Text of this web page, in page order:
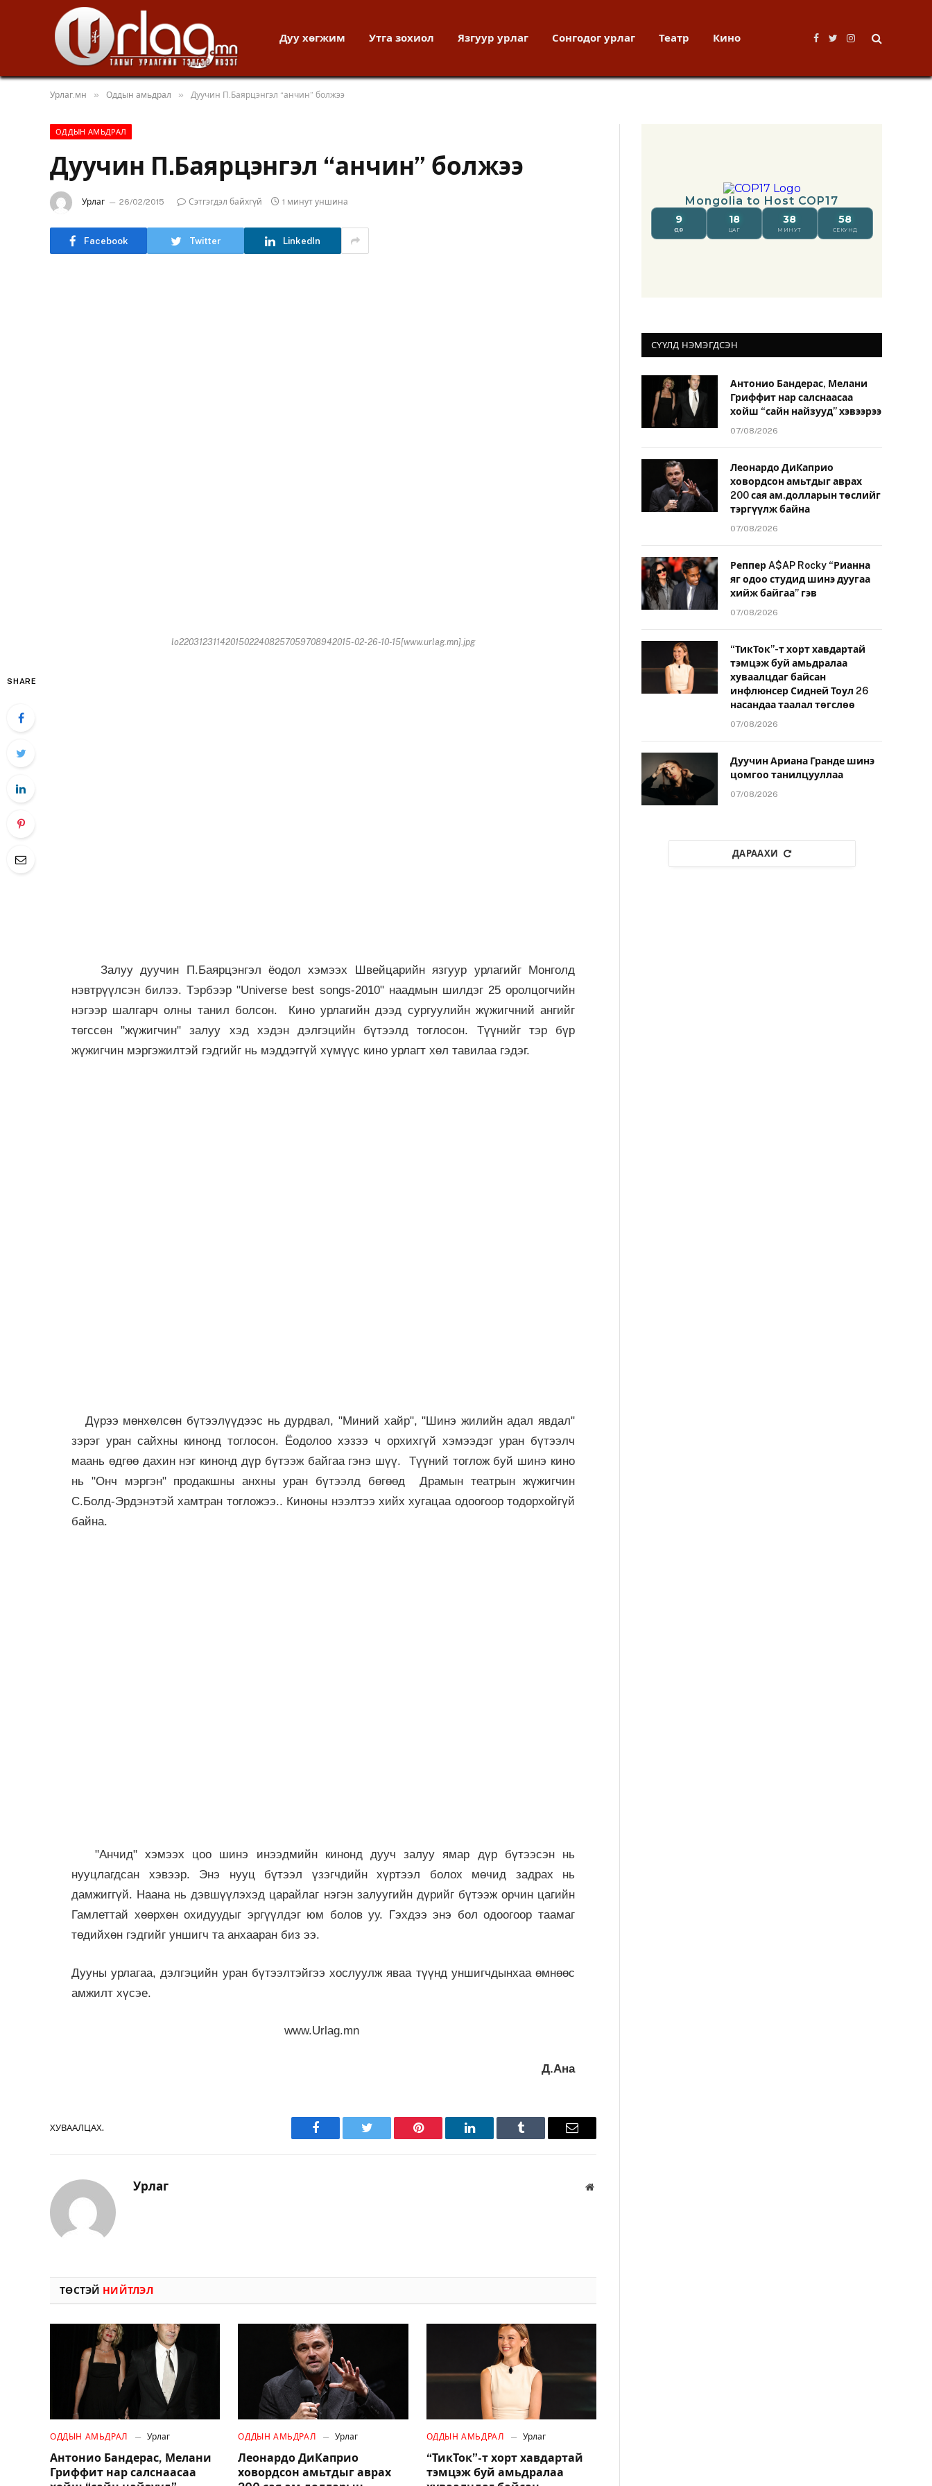
Дуу хөгжим Утга зохиол Язгуур урлаг Сонгодог урлаг Театр Кино
Facebook
TwitterInstagram
Урлаг.мн » Оддын амьдрал » Дуучин П.Баярцэнгэл “анчин” болжээ
ОДДЫН АМЬДРАЛ
Дуучин П.Баярцэнгэл “анчин” болжээ
Урлаг 26/02/2015 Сэтгэгдэл байхгүй 1 минут уншина
Facebook Twitter LinkedIn
lo22031231142015022408257059708942015-02-26-10-15[www.urlag.mn].jpg
SHARE
Залуу дуучин П.Баярцэнгэл ёодол хэмээх Швейцарийн язгуур урла­гийг Монголд
нэвтрүүлсэн билээ. Тэрбээр "Universe best songs-2010" наадмын шилдэг 25 оролцогчийн
нэгээр шалгарч олны танил болсон. Кино урлагийн дээд сургуулийн жүжигчний ангийг
төгссөн "жүжигчин" залуу хэд хэдэн дэлгэцийн бүтээлд тоглосон. Түүнийг тэр бүр
жүжигчин мэргэжилтэй гэдгийг нь мэддэггүй хүмүүс кино урлагт хөл тавилаа гэдэг.
Дүрээ мөнхөлсөн бүтээлүүдээс нь дурдвал, "Миний хайр", "Шинэ жилийн адал явдал"
зэрэг уран сайхны кинонд тоглосон. Ёодолоо хэзээ ч орхихгүй хэмээдэг уран бүтээлч
маань өдгөө дахин нэг кинонд дүр бүтээж байгаа гэнэ шүү. Түүний тоглож буй шинэ кино
нь "Онч мэргэн" продакшны анхны уран бүтээлд бөгөөд Драмын театрын жүжигчин
С.Болд-Эрдэнэтэй хамтран тогложээ.. Киноны нээлтээ хийх хугацаа одоогоор тодорхойгүй
байна.
"Анчид" хэмээх цоо шинэ инээдмийн кинонд дууч залуу ямар дүр бүтээсэн нь
нууцлагдсан хэвээр. Энэ нууц бүтээл үзэгчдийн хүртээл болох мөчид задрах нь
дамжиггүй. Наана нь дэвшүүлэхэд царайлаг нэгэн залуугийн дүрийг бүтээж орчин цагийн
Гамлеттай хөөрхөн охидуудыг эргүүлдэг юм болов уу. Гэхдээ энэ бол одоогоор таамаг
төдийхөн гэдгийг уншигч та анхааран биз ээ.
Дууны урлагаа, дэлгэцийн уран бүтээлтэйгээ хослуулж яваа түүнд уншигчдынхаа өмнөөс
амжилт хүсэе.
www.Urlag.mn
Д.Ана
ХУВААЛЦАХ.
Facebook Twitter Pinterest LinkedIn Tumblr Имэйл
Урлаг Вэбсайт
ТӨСТЭЙ НИЙТЛЭЛ
ОДДЫН АМЬДРАЛ Урлаг
Антонио Бандерас, Мелани
Гриффит нар салснаасаа
ОДДЫН АМЬДРАЛ Урлаг
Леонардо ДиКаприо
ховордсон амьтдыг аврах
ОДДЫН АМЬДРАЛ Урлаг
“ТикТок”-т хорт хавдартай
тэмцэж буй амьдралаа
СҮҮЛД НЭМЭГДСЭН
Антонио Бандерас, Мелани
Гриффит нар салснаасаа
хойш “сайн найзууд” хэвээрээ
07/08/2026
Леонардо ДиКаприо
ховордсон амьтдыг аврах
200 сая ам.долларын төслийг
тэргүүлж байна
07/08/2026
Реппер A$AP Rocky “Рианна
яг одоо студид шинэ дуугаа
хийж байгаа” гэв
07/08/2026
“ТикТок”-т хорт хавдартай
тэмцэж буй амьдралаа
хуваалцдаг байсан
инфлюнсер Сидней Тоул 26
насандаа таалал төгслөө
07/08/2026
Дуучин Ариана Гранде шинэ
цомгоо танилцууллаа
07/08/2026
ДАРААХИ